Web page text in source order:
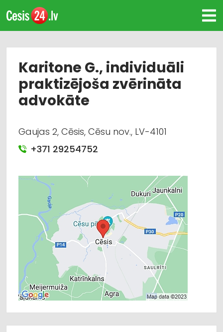
Karitone G., individuāli
praktizējoša zvērināta
advokāte
Gaujas 2, Cēsis, Cēsu nov., LV-4101
+371 29254752